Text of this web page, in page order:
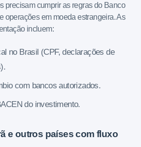
precisam cumprir as regras do Banco
operações em moeda estrangeira. As
incluem:
no Brasil (CPF, declarações de
com bancos autorizados.
do investimento.
e outros países com fluxo